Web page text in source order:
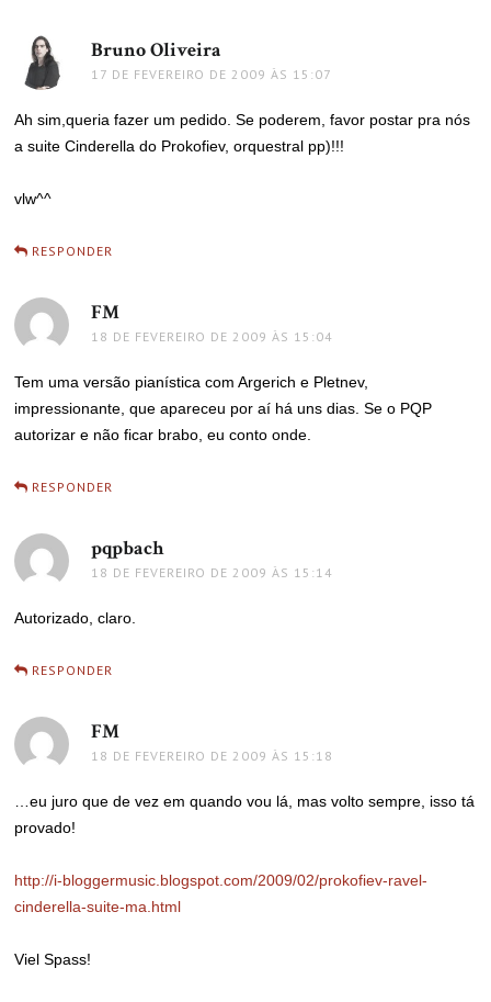
Bruno Oliveira
17 DE FEVEREIRO DE 2009 ÀS 15:07
Ah sim,queria fazer um pedido. Se poderem, favor postar pra nós
a suite Cinderella do Prokofiev, orquestral pp)!!!
vlw^^
RESPONDER
FM
18 DE FEVEREIRO DE 2009 ÀS 15:04
Tem uma versão pianística com Argerich e Pletnev,
impressionante, que apareceu por aí há uns dias. Se o PQP
autorizar e não ficar brabo, eu conto onde.
RESPONDER
pqpbachdisse:
18 DE FEVEREIRO DE 2009 ÀS 15:14
Autorizado, claro.
RESPONDER
FM
18 DE FEVEREIRO DE 2009 ÀS 15:18
…eu juro que de vez em quando vou lá, mas volto sempre, isso tá
provado!
http://i-bloggermusic.blogspot.com/2009/02/prokofiev-ravel-
cinderella-suite-ma.html
Viel Spass!